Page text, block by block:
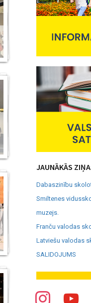
JAUNĀKĀS
Dabaszinību
Smiltenes
muzejs.
Franču valodas
Latviešu valodas
SALIDOJUMS